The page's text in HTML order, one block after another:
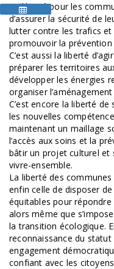
La liberté pour les
d’assurer la sécurité de
lutter contre les trafics et
promouvoir la
C’est aussi la liberté
préparer les territoires
développer les énergies
organiser
C’est encore la liberté
les nouvelles
maintenant un maillage
l’accès aux soins et la
bâtir un projet culturel et
vivre-ensemble.
La liberté des
enfin celle de disposer
équitables pour
alors même que
la transition écologique.
reconnaissance du statut
engagement
confiant avec les